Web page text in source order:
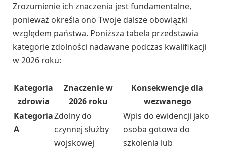
Zrozumienie ich znaczenia jest fundamentalne,
ponieważ określa ono Twoje dalsze obowiązki
względem państwa. Poniższa tabela przedstawia
kategorie zdolności nadawane podczas kwalifikacji
w 2026 roku:
Kategoria
zdrowia
Znaczenie w
2026 roku
Konsekwencje dla
wezwanego
Kategoria
A
Zdolny do
czynnej służby
wojskowej
Wpis do ewidencji jako
osoba gotowa do
szkolenia lub